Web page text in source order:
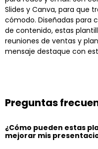
Slides y Canva, para que
cómodo. Diseñadas para
de contenido, estas
reuniones de ventas y
mensaje destaque con
Preguntas
¿Cómo pueden estas
mejorar mis